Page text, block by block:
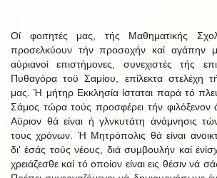
Οί φοιτητές μας, τής Μαθηματικής
προσελκύουν τήν προσοχήν καί αγάπην
αύριανοί επιστήμονες, συνεχιστές τής
Πυθαγόρα τοϋ Σαμίου, επίλεκτα στελέχη
μας. Ή μήτηρ Εκκλησία ίσταται παρά τό
Σάμος τώρα τούς προσφέρει τήν φιλόξενον
Αϋριον θά είναι ή γλνκυτάτη άνάμνησις
τους χρόνων. Ή Μητρόπολις θά είναι
δι' έσάς τούς νέους, διά συμβουλήν καί
χρειάζεσθε καί τό οποίον είναι εις θέσιν νά